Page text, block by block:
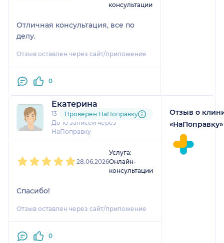
консультации
Отличная консультация, все по
делу.
Отзыв оставлен через сайт/приложение
0
Екатерина
13 отзывови1 оценка
До 10 записей через
НаПоправку
Проверен НаПоправку
28.06.2026
Услуга:
Онлайн-
консультации
Спасибо!
Отзыв оставлен через сайт/приложение
0
Отзыв о
«НаПоправку»